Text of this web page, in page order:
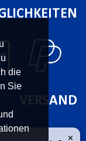
die
Sie
VERSAND